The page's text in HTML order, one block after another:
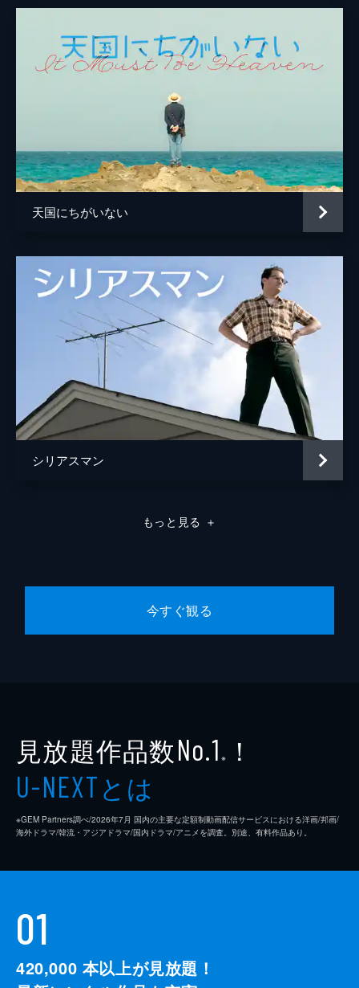
天国にちがいない
シリアスマン
もっと見る ＋
今すぐ観る
見放題作品数No.1 ※ ！
U-NEXTとは
※GEM Partners調べ/2026年7⽉ 国内の主要な定額制動画配信サービスにおける洋画/邦画/
海外ドラマ/韓流・アジアドラマ/国内ドラマ/アニメを調査。別途、有料作品あり。
01
420,000 本以上が見放題！